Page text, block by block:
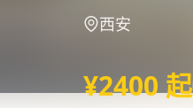
西安
¥2400 起